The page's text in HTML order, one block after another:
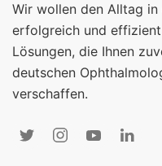
Wir wollen den Alltag
erfolgreich und
Lösungen, die Ihnen
deutschen
verschaffen.